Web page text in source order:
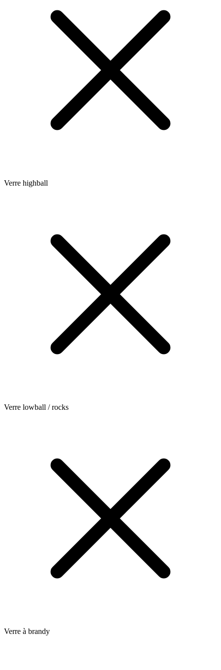
Verre highball
Verre lowball / rocks
Verre à brandy